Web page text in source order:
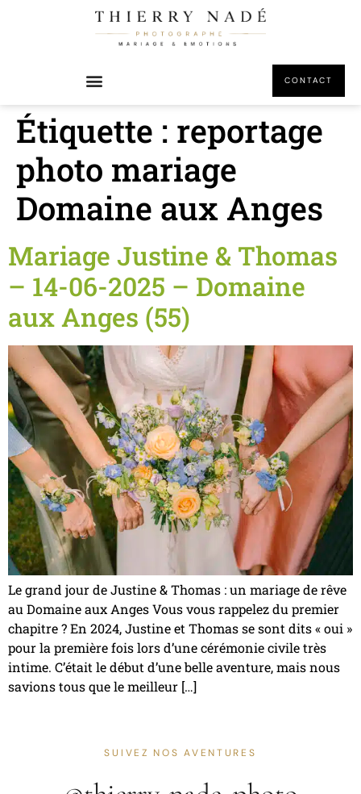
CONTACT
Étiquette : reportage
photo mariage
Domaine aux Anges
Mariage Justine & Thomas
– 14-06-2025 – Domaine
aux Anges (55)
Le grand jour de Justine & Thomas : un mariage de rêve
au Domaine aux Anges Vous vous rappelez du premier
chapitre ? En 2024, Justine et Thomas se sont dits « oui »
pour la première fois lors d’une cérémonie civile très
intime. C’était le début d’une belle aventure, mais nous
savions tous que le meilleur […]
SUIVEZ NOS AVENTURES